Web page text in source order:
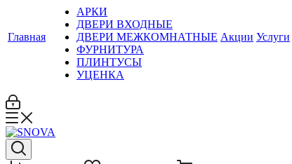
Главная
АРКИ
ДВЕРИ ВХОДНЫЕ
ДВЕРИ МЕЖКОМНАТНЫЕ
ФУРНИТУРА
ПЛИНТУСЫ
УЦЕНКА
Акции Услуги